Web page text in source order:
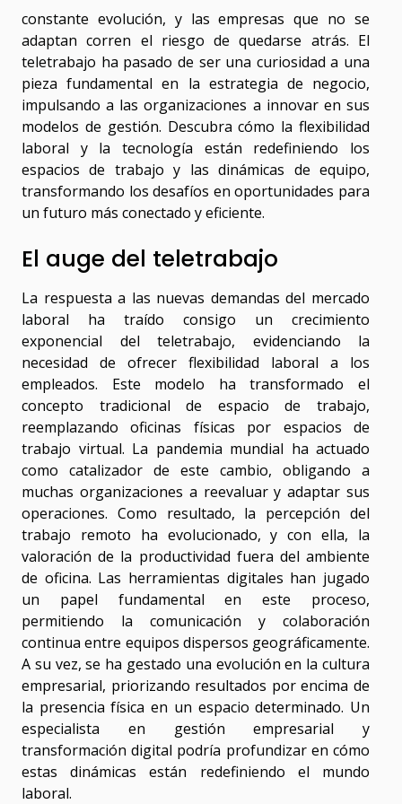
constante evolución, y las empresas que no se
adaptan corren el riesgo de quedarse atrás. El
teletrabajo ha pasado de ser una curiosidad a una
pieza fundamental en la estrategia de negocio,
impulsando a las organizaciones a innovar en sus
modelos de gestión. Descubra cómo la flexibilidad
laboral y la tecnología están redefiniendo los
espacios de trabajo y las dinámicas de equipo,
transformando los desafíos en oportunidades para
un futuro más conectado y eficiente.
El auge del teletrabajo
La respuesta a las nuevas demandas del mercado
laboral ha traído consigo un crecimiento
exponencial del teletrabajo, evidenciando la
necesidad de ofrecer flexibilidad laboral a los
empleados. Este modelo ha transformado el
concepto tradicional de espacio de trabajo,
reemplazando oficinas físicas por espacios de
trabajo virtual. La pandemia mundial ha actuado
como catalizador de este cambio, obligando a
muchas organizaciones a reevaluar y adaptar sus
operaciones. Como resultado, la percepción del
trabajo remoto ha evolucionado, y con ella, la
valoración de la productividad fuera del ambiente
de oficina. Las herramientas digitales han jugado
un papel fundamental en este proceso,
permitiendo la comunicación y colaboración
continua entre equipos dispersos geográficamente.
A su vez, se ha gestado una evolución en la cultura
empresarial, priorizando resultados por encima de
la presencia física en un espacio determinado. Un
especialista en gestión empresarial y
transformación digital podría profundizar en cómo
estas dinámicas están redefiniendo el mundo
laboral.